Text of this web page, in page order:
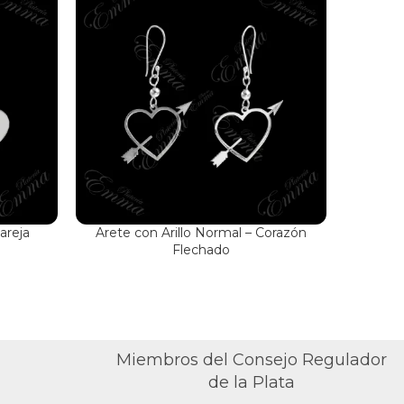
Arete con Arillo Normal – Corazón
Flechado
Miembros del Consejo Regulador
de la Plata